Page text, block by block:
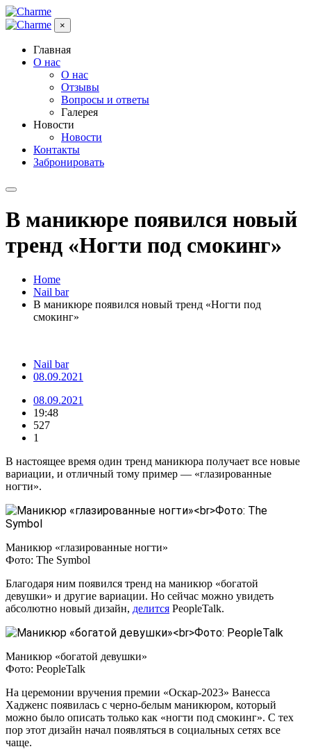
×
Главная
О нас
О нас
Отзывы
Вопросы и ответы
Галерея
Новости
Новости
Контакты
Забронировать
В маникюре появился новый
тренд «Ногти под смокинг»
Home
Nail bar
В маникюре появился новый тренд «Ногти под
смокинг»
Nail bar
08.09.2021
08.09.2021
19:48
527
1
В настоящее время один тренд маникюра получает все новые
вариации, и отличный тому пример — «глазированные
ногти».
Маникюр «глазированные ногти»
Фото: The Symbol
Благодаря ним появился тренд на маникюр «богатой
девушки» и другие вариации. Но сейчас можно увидеть
абсолютно новый дизайн, делится PeopleTalk.
Маникюр «богатой девушки»
Фото: PeopleTalk
На церемонии вручения премии «Оскар-2023» Ванесса
Хадженс появилась с черно-белым маникюром, который
можно было описать только как «ногти под смокинг». С тех
пор этот дизайн начал появляться в социальных сетях все
чаще.